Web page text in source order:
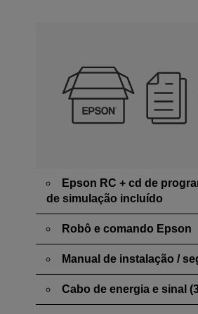
Epson RC + cd de
de simulação incluído
Robô e comando Epson
Manual de instalação /
Cabo de energia e sinal